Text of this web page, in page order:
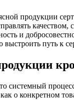
продукции
и
путь к
о конкретном